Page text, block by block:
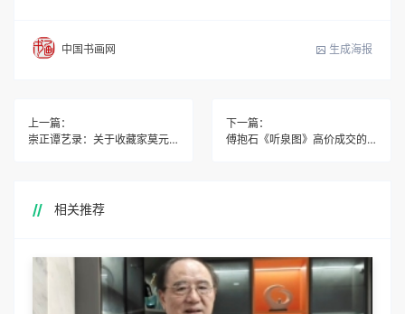
中国书画网 生成海报
上一篇：
崇正谭艺录：关于收藏家莫元瓒的一则掌故
下一篇：
傅抱石《听泉图》高价成交的理由
相关推荐